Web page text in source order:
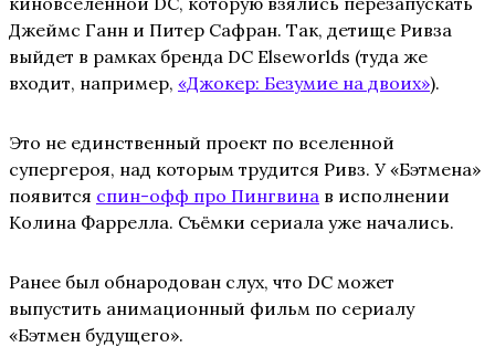
Джеймс Ганн и Питер Сафран. Так, детище Ривза
выйдет в рамках бренда DC Elseworlds (туда же
входит, например, «Джокер: Безумие на двоих»).
Это не единственный проект по вселенной
супергероя, над которым трудится Ривз. У «Бэтмена»
появится спин-офф про Пингвина в исполнении
Колина Фаррелла. Съёмки сериала уже начались.
Ранее был обнародован слух, что DC может
выпустить анимационный фильм по сериалу
«Бэтмен будущего».